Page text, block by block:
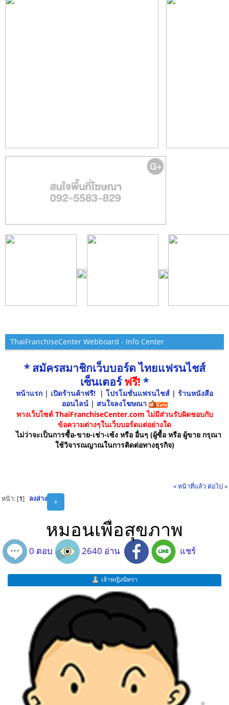
ThaiFranchiseCenter Webboard - Info Center
* สมัครสมาชิกเว็บบอร์ด ไทยแฟรนไชส์
เซ็นเตอร์ฟรี! *
หน้าแรก | เปิดร้านค้าฟรี! | โปรโมชั่นแฟรนไชส์ | ร้านหนังสือ
ออนไลน์ | สนใจลงโฆษณา
ทางเว็บไซต์ ThaiFranchiseCenter.com ไม่มีส่วนรับผิดชอบกับ
ข้อความต่างๆในเว็บบอร์ดแต่อย่างใด
ไม่ว่าจะเป็นการซื้อ-ขาย-เช่า-เซ้ง หรือ อื่นๆ (ผู้ซื้อ หรือ ผู้ขาย กรุณา
ใช้วิจารณญาณในการติดต่อทางธุรกิจ)
« หน้าที่แล้ว ต่อไป »
+
หน้า: [1] ลงล่าง
หมอนเพื่อสุขภาพ
0 ตอบ 2640 อ่าน แชร์
เจ้าหญิงนิทรา